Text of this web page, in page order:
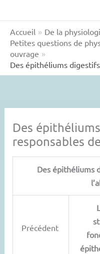
Accueil
De la
Petites questions de
ouvrage
Des épithéliums
Des
responsables
Des épithéliums
Précédent